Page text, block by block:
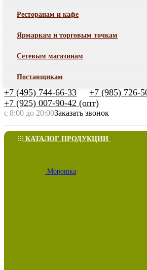
Ресторанам и кафе
Ярмаркам и торговым точкам
Сетевым магазинам
Поставщикам
+7 (495) 744-66-33
+7 (985) 726-
+7 (925) 007-90-42 (опт)
с 8:00 до 20:00Заказать звонок
КАТАЛОГ ПРОДУКЦИИ
Морошка